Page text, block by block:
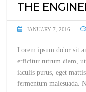
THE
JANUARY 7, 2016
Lorem ipsum dolor sit
efficitur rutrum diam, ut
iaculis purus, eget
fermentum malesuada.